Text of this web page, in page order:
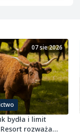
07 sie 2026
bydła i limit
rozważa